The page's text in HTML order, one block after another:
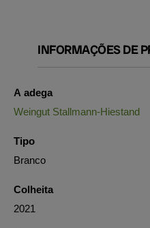
INFORMAÇÕES DE
A adega
Weingut Stallmann-Hiestand
Tipo
Branco
Colheita
2021